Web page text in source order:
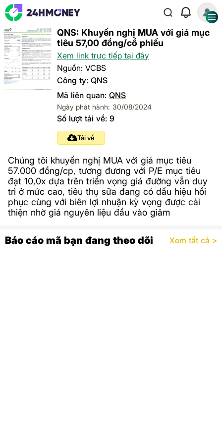
QNS: Khuyến nghị MUA với giá mục
tiêu 57,00 đồng/cổ phiếu
Xem link trực tiếp tại đây
Nguồn: VCBS
Công ty: QNS
Mã liên quan: QNS
Ngày phát hành: 30/08/2024
Số lượt tải về: 9
Tải về
Chúng tôi khuyến nghị MUA với giá mục tiêu
57.000 đồng/cp, tương đương với P/E mục tiêu
đạt 10,0x dựa trên triển vọng giá đường vẫn duy
trì ở mức cao, tiêu thụ sữa đang có dấu hiệu hồi
phục cùng với biên lợi nhuận kỳ vọng được cải
thiện nhờ giá nguyên liệu đầu vào giảm
Báo cáo mã bạn đang theo dõi Xem tất cả >